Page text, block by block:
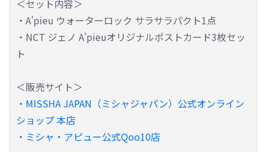
＜セット内容＞
・A'pieu ウォーターロック サラサラパクト1点
・NCT ジェノ A'pieuオリジナルポストカード3枚セッ
ト
＜販売サイト＞
・MISSHA JAPAN（ミシャジャパン）公式オンライン
ショップ 本店
・ミシャ・アピュー公式Qoo10店